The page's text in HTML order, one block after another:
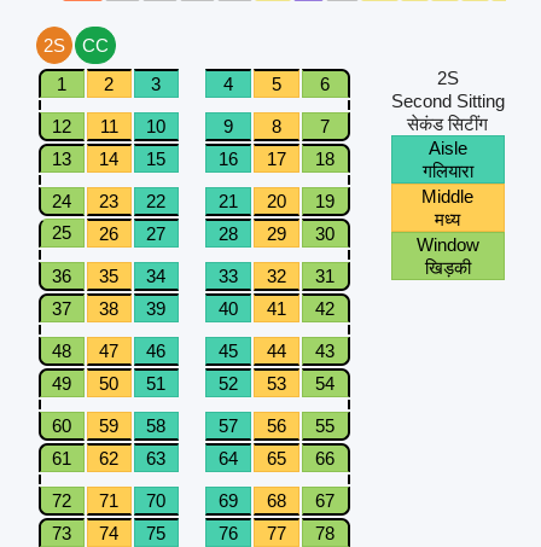
2S
CC
1
2 3 4 5 6
12 11 10 9 8
7
13
14 15 16 17 18
24 23 22 21 20
19
25
26 27 28 29 30
36 35 34 33 32
31
37
38 39 40 41 42
48 47 46 45 44
43
49
50 51 52 53 54
60 59 58 57 56
55
61
62 63 64 65 66
72 71 70 69 68
67
73
74 75 76 77 78
2S
Second Sitting
सेकंड सिटींग
Aisle
गलियारा
Middle
मध्य
Window
खिड़की